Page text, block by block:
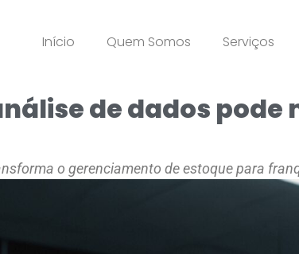
Início Quem Somos Serviços
de dados
o gerenciamento de estoque para